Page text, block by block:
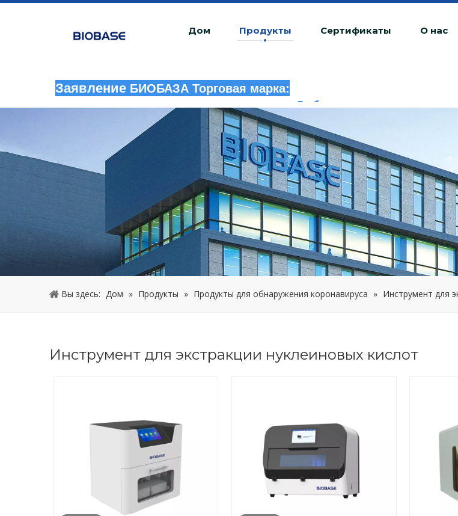
Дом Продукты Сертификаты О нас
Заявление БИОБАЗА Торговая марка:
Любая
юридическую
Вы здесь: Дом » Продукты » Продукты для обнаружения коронавируса » Инструмент для
Инструмент для экстракции нуклеиновых кислот